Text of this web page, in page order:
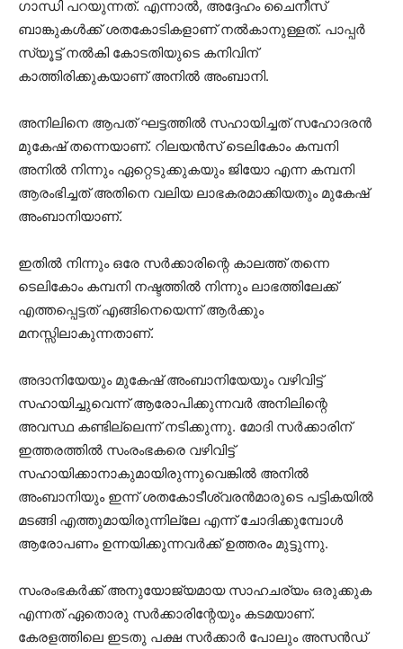
ഗാന്ധി പറയുന്നത്. എന്നാല്‍, അദ്ദേഹം ചൈനീസ്
ബാങ്കുകള്‍ക്ക് ശതകോടികളാണ് നല്‍കാനുള്ളത്. പാപ്പര്‍
സ്യൂട്ട് നല്‍കി കോടതിയുടെ കനിവിന്
കാത്തിരിക്കുകയാണ് അനില്‍ അംബാനി.
അനിലിനെ ആപത് ഘട്ടത്തില്‍ സഹായിച്ചത് സഹോദരന്‍
മുകേഷ് തന്നെയാണ്. റിലയന്‍സ് ടെലികോം കമ്പനി
അനില്‍ നിന്നും ഏറ്റെടുക്കുകയും ജിയോ എന്ന കമ്പനി
ആരംഭിച്ചത് അതിനെ വലിയ ലാഭകരമാക്കിയതും മുകേഷ്
അംബാനിയാണ്.
ഇതില്‍ നിന്നും ഒരേ സര്‍ക്കാരിന്റെ കാലത്ത് തന്നെ
ടെലികോം കമ്പനി നഷ്ടത്തില്‍ നിന്നും ലാഭത്തിലേക്ക്
എത്തപ്പെട്ടത് എങ്ങിനെയെന്ന് ആര്‍ക്കും
മനസ്സിലാകുന്നതാണ്.
അദാനിയേയും മുകേഷ് അംബാനിയേയും വഴിവിട്ട്
സഹായിച്ചുവെന്ന് ആരോപിക്കുന്നവര്‍ അനിലിന്റെ
അവസ്ഥ കണ്ടില്ലെന്ന് നടിക്കുന്നു. മോദി സര്‍ക്കാരിന്
ഇത്തരത്തില്‍ സംരംഭകരെ വഴിവിട്ട്
സഹായിക്കാനാകുമായിരുന്നുവെങ്കില്‍ അനില്‍
അംബാനിയും ഇന്ന് ശതകോടീശ്വരന്‍മാരുടെ പട്ടികയില്‍
മടങ്ങി എത്തുമായിരുന്നില്ലേ എന്ന് ചോദിക്കുമ്പോള്‍
ആരോപണം ഉന്നയിക്കുന്നവര്‍ക്ക് ഉത്തരം മുട്ടുന്നു.
സംരംഭകര്‍ക്ക് അനുയോജ്യമായ സാഹചര്യം ഒരുക്കുക
എന്നത് ഏതൊരു സര്‍ക്കാരിന്റേയും കടമയാണ്.
കേരളത്തിലെ ഇടതു പക്ഷ സര്‍ക്കാര്‍ പോലും അസന്‍ഡ്